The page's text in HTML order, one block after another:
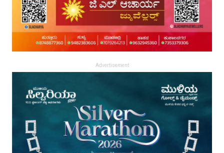
Advertisement